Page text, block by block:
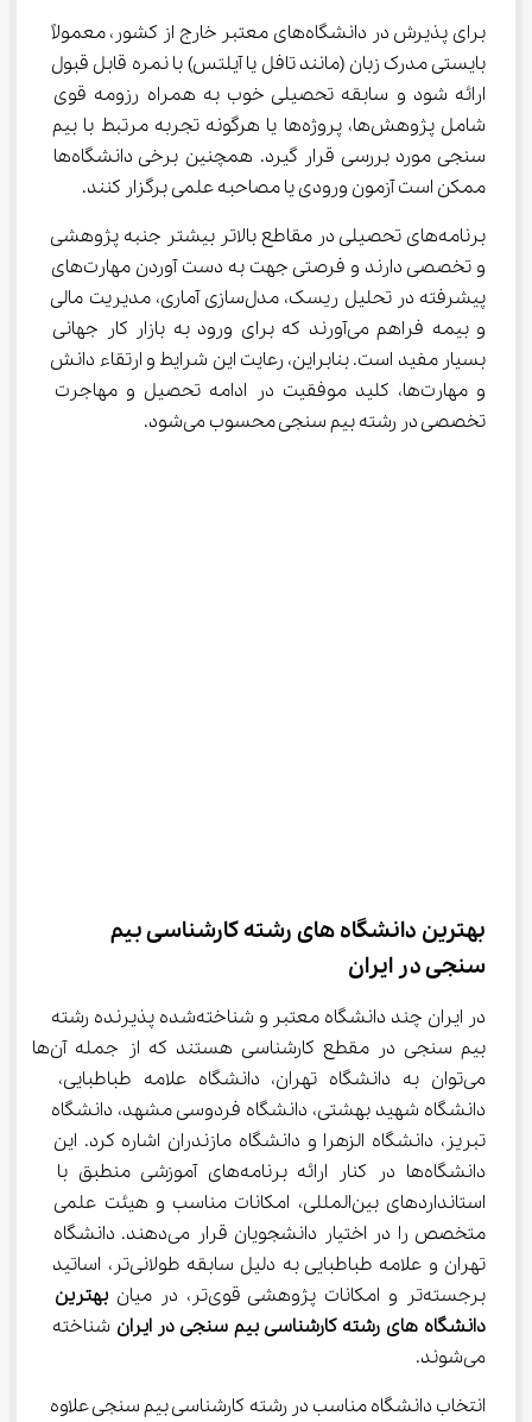
برای پذیرش در دانشگاه‌های معتبر خارج از کشور، معمولاً
بایستی مدرک زبان (مانند تافل یا آیلتس) با نمره قابل قبول
ارائه شود و سابقه تحصیلی خوب به همراه رزومه قوی
شامل پژوهش‌ها، پروژه‌ها یا هرگونه تجربه مرتبط با بیم
سنجی مورد بررسی قرار گیرد. همچنین برخی دانشگاه‌ها
ممکن است آزمون ورودی یا مصاحبه علمی برگزار کنند.
برنامه‌های تحصیلی در مقاطع بالاتر بیشتر جنبه پژوهشی
و تخصصی دارند و فرصتی جهت به دست آوردن مهارت‌های
پیشرفته در تحلیل ریسک، مدل‌سازی آماری، مدیریت مالی
و بیمه فراهم می‌آورند که برای ورود به بازار کار جهانی
بسیار مفید است. بنابراین، رعایت این شرایط و ارتقاء دانش
و مهارت‌ها، کلید موفقیت در ادامه تحصیل و مهاجرت
تخصصی در رشته بیم سنجی محسوب می‌شود.
بهترین دانشگاه های رشته کارشناسی بیم
سنجی در ایران
در ایران چند دانشگاه معتبر و شناخته‌شده پذیرنده رشته
بیم سنجی در مقطع کارشناسی هستند که از جمله آن‌ها
می‌توان به دانشگاه تهران، دانشگاه علامه طباطبایی،
دانشگاه شهید بهشتی، دانشگاه فردوسی مشهد، دانشگاه
تبریز، دانشگاه الزهرا و دانشگاه مازندران اشاره کرد. این
دانشگاه‌ها در کنار ارائه برنامه‌های آموزشی منطبق با
استانداردهای بین‌المللی، امکانات مناسب و هیئت علمی
متخصص را در اختیار دانشجویان قرار می‌دهند. دانشگاه
تهران و علامه طباطبایی به دلیل سابقه طولانی‌تر، اساتید
برجسته‌تر و امکانات پژوهشی قوی‌تر، در میان
بهترین
دانشگاه های رشته کارشناسی بیم سنجی در ایران شناخته
می‌شوند.
انتخاب دانشگاه مناسب در رشته کارشناسی بیم سنجی علاوه